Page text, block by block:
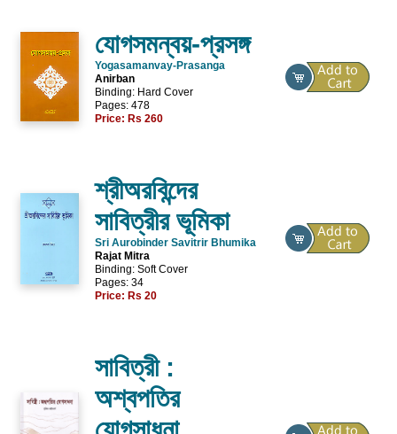
যোগসমন্বয়-প্রসঙ্গ
Yogasamanvay-Prasanga
Anirban
Binding: Hard Cover
Pages: 478
Price: Rs 260
শ্রীঅরবিন্দের
সাবিত্রীর ভূমিকা
Sri Aurobinder Savitrir Bhumika
Rajat Mitra
Binding: Soft Cover
Pages: 34
Price: Rs 20
সাবিত্রী :
অশ্বপতির